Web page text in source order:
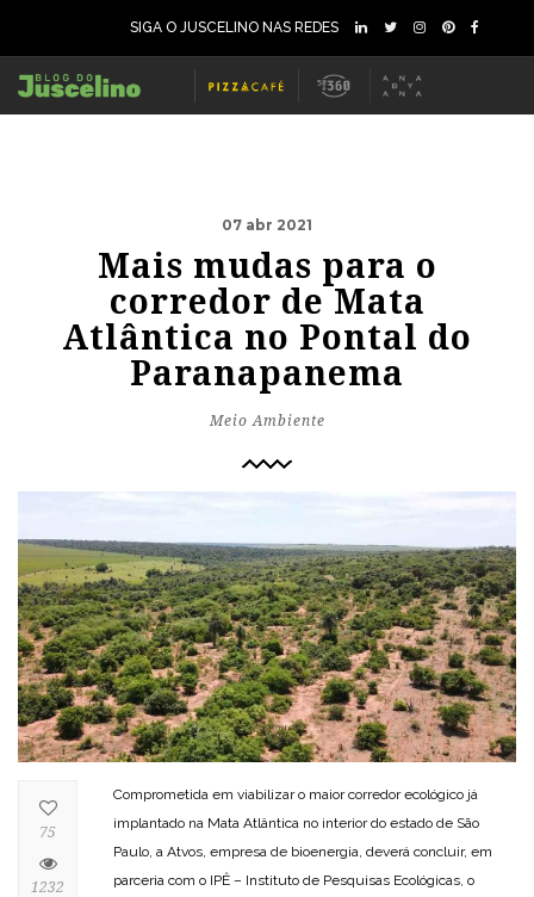
SIGA O JUSCELINO NAS REDES
07 abr 2021
Mais mudas para o
corredor de Mata
Atlântica no Pontal do
Paranapanema
Meio Ambiente
Comprometida em viabilizar o maior corredor ecológico já
implantado na Mata Atlântica no interior do estado de São
Paulo, a Atvos, empresa de bioenergia, deverá concluir, em
parceria com o IPÊ – Instituto de Pesquisas Ecológicas, o
75
1232